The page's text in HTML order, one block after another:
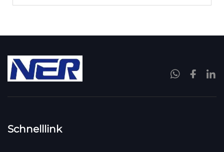
Schnelllink